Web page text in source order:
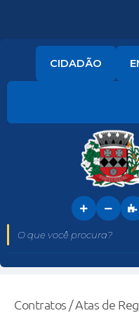
O que você procura?
CIDADÃO
Contratos / Atas de